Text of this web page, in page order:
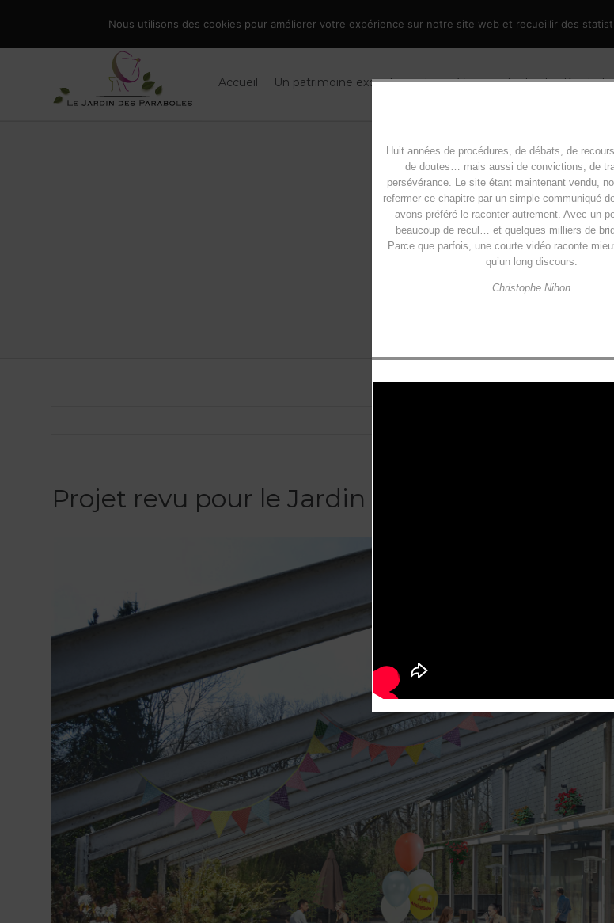
content
086 66 90 19 | info@jardindesparaboles.be
Rechercher
Accueil Un patrimoine exceptionnel Vivre au Jardin des
Projet revu pour le Jardin des Paraboles –
Huit années de procédures, de débats, de
de doutes… mais aussi de convictions, de
persévérance. Le site étant maintenant vendu,
refermer ce chapitre par un simple communiqué
avons préféré le raconter autrement. Avec un
beaucoup de recul… et quelques milliers de
Parce que parfois, une courte vidéo raconte
qu’un long discours.
Christophe Nihon
Nous utilisons des cookies pour améliorer votre expérience sur notre site web et recueillir des